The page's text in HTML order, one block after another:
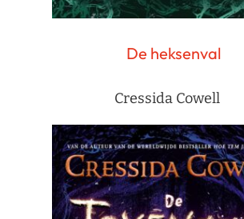
De heksenval
Cressida Cowell